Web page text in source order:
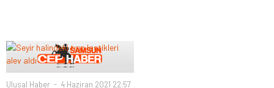
Ulusal Haber 4 Haziran 2021 22:57